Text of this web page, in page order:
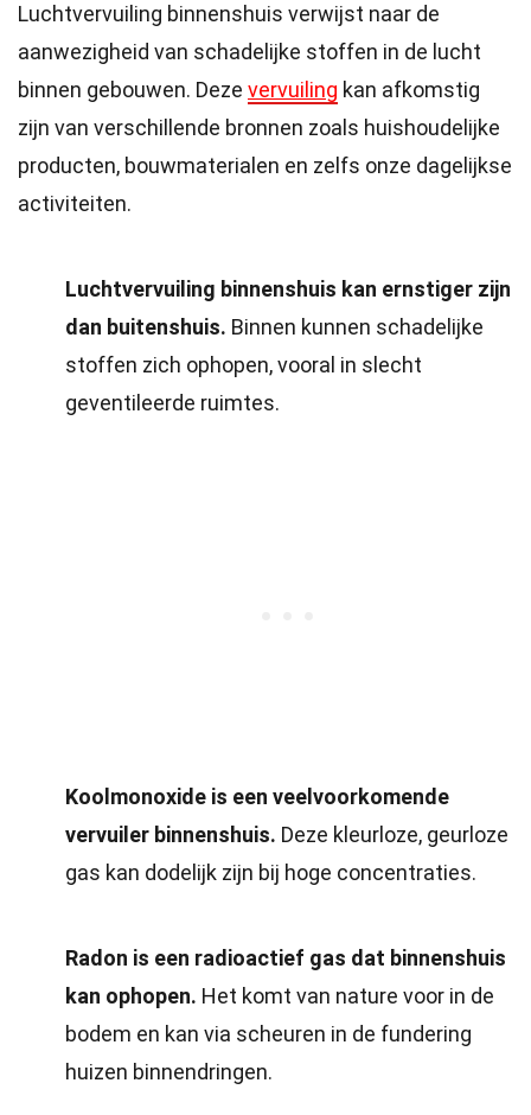
Luchtvervuiling binnenshuis verwijst naar de
aanwezigheid van schadelijke stoffen in de lucht
binnen gebouwen. Deze vervuiling kan afkomstig
zijn van verschillende bronnen zoals huishoudelijke
producten, bouwmaterialen en zelfs onze dagelijkse
activiteiten.
Luchtvervuiling binnenshuis kan ernstiger zijn
dan buitenshuis. Binnen kunnen schadelijke
stoffen zich ophopen, vooral in slecht
geventileerde ruimtes.
Koolmonoxide is een veelvoorkomende
vervuiler binnenshuis. Deze kleurloze, geurloze
gas kan dodelijk zijn bij hoge concentraties.
Radon is een radioactief gas dat binnenshuis
kan ophopen. Het komt van nature voor in de
bodem en kan via scheuren in de fundering
huizen binnendringen.